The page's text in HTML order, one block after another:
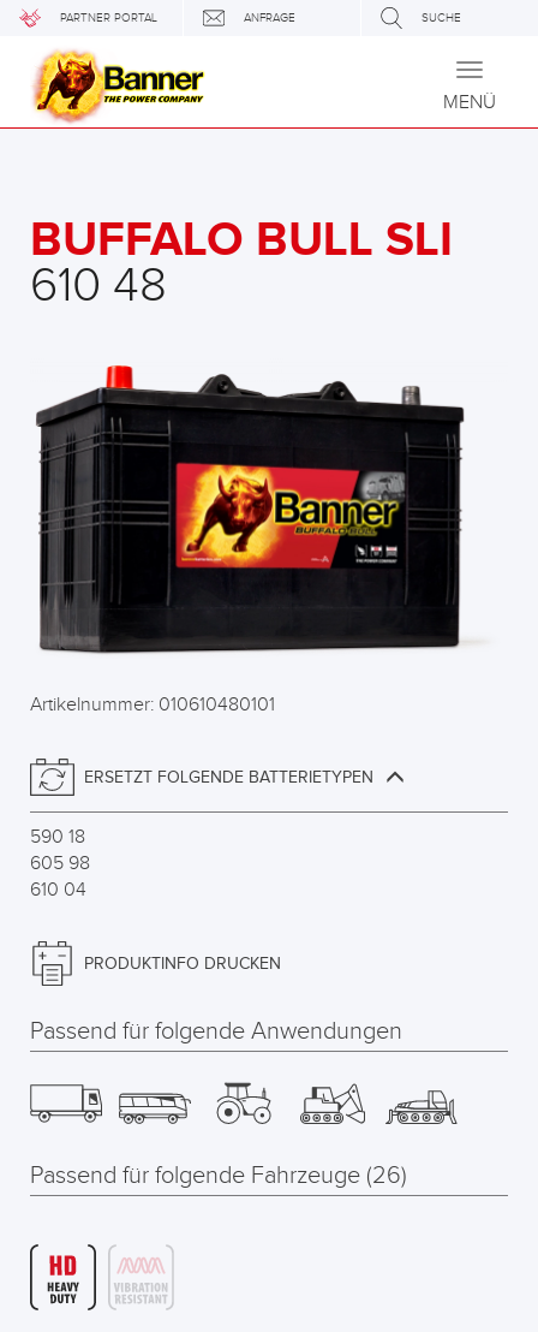
PARTNER PORTAL ANFRAGE SUCHE
Toggle
MENÜ
BUFFALO BULL SLI
610 48
Artikelnummer: 010610480101
ERSETZT FOLGENDE BATTERIETYPEN
590 18
605 98
610 04
PRODUKTINFO DRUCKEN
Passend für folgende Anwendungen
Passend für folgende Fahrzeuge (26)